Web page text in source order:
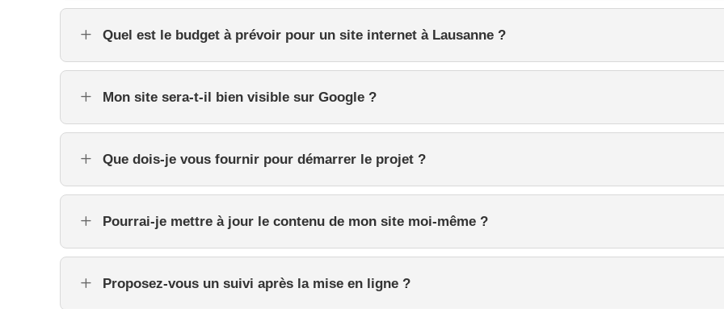
L Quel est le budget à prévoir pour un site internet à Lausanne ?
L Mon site sera-t-il bien visible sur Google ?
L Que dois-je vous fournir pour démarrer le projet ?
L Pourrai-je mettre à jour le contenu de mon site moi-même ?
L Proposez-vous un suivi après la mise en ligne ?